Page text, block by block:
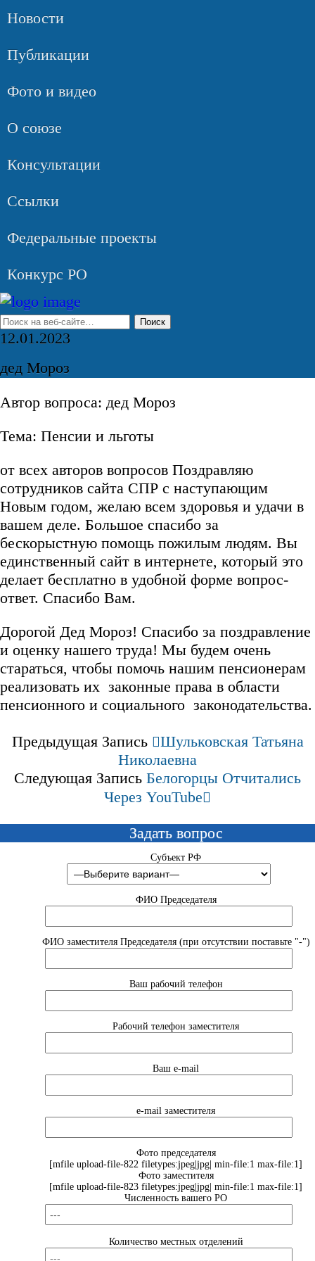
Новости
Публикации
Фото и видео
О союзе
Консультации
Ссылки
Федеральные проекты
Конкурс РО
12.01.2023
дед Мороз
Автор вопроса: дед Мороз
Тема: Пенсии и льготы
от всех авторов вопросов Поздравляю
сотрудников сайта СПР с наступающим
Новым годом, желаю всем здоровья и удачи в
вашем деле. Большое спасибо за
бескорыстную помощь пожилым людям. Вы
единственный сайт в интернете, который это
делает бесплатно в удобной форме вопрос-
ответ. Спасибо Вам.
Дорогой Дед Мороз! Спасибо за поздравление
и оценку нашего труда! Мы будем очень
стараться, чтобы помочь нашим пенсионерам
реализовать их законные права в области
пенсионного и социального законодательства.
Предыдущая Запись
Шульковская Татьяна
Николаевна
Следующая Запись Белогорцы Отчитались
Через YouTube
Задать вопрос
Субъект РФ
ФИО Председателя
ФИО заместителя Председателя (при отсутствии поставьте "-")
Ваш рабочий телефон
Рабочий телефон заместителя
Ваш e-mail
e-mail заместителя
Фото председателя
[mfile upload-file-822 filetypes:jpeg|jpg| min-file:1 max-file:1]
Фото заместителя
[mfile upload-file-823 filetypes:jpeg|jpg| min-file:1 max-file:1]
Численность вашего РО
Количество местных отделений